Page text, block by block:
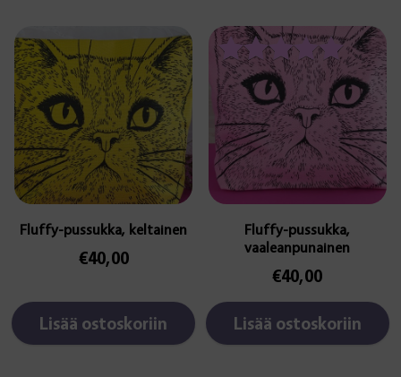
Fluffy-pussukka, keltainen
€40,00
Lisää ostoskoriin
Fluffy-pussukka,
vaaleanpunainen
Arvostelu
tuotteesta:
5.00
/ 5
€40,00
Lisää ostoskoriin